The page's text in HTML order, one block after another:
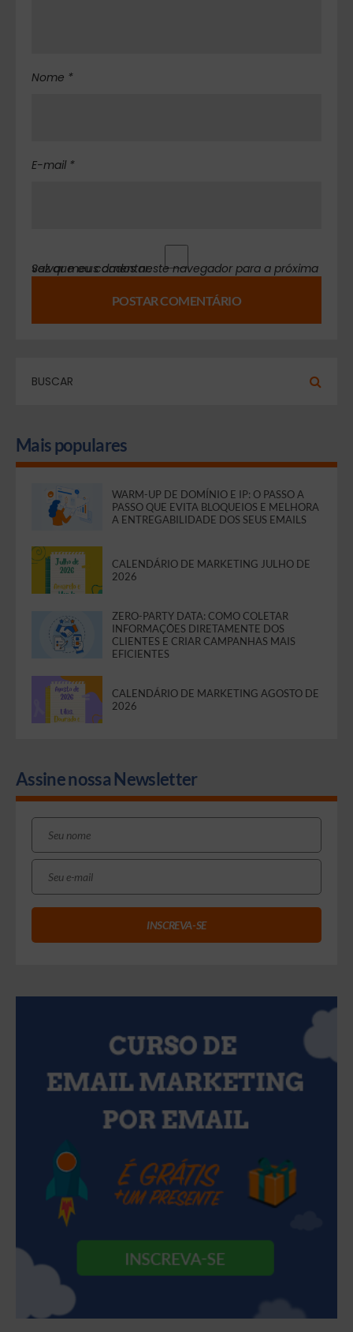
Nome *
E-mail *
Salvar meus dados neste navegador para a próxima vez que eu comentar.
Mais populares
WARM-UP DE DOMÍNIO E IP: O PASSO A
PASSO QUE EVITA BLOQUEIOS E MELHORA
A ENTREGABILIDADE DOS SEUS EMAILS
CALENDÁRIO DE MARKETING JULHO DE
2026
ZERO-PARTY DATA: COMO COLETAR
INFORMAÇÕES DIRETAMENTE DOS
CLIENTES E CRIAR CAMPANHAS MAIS
EFICIENTES
CALENDÁRIO DE MARKETING AGOSTO DE
2026
Assine nossa Newsletter